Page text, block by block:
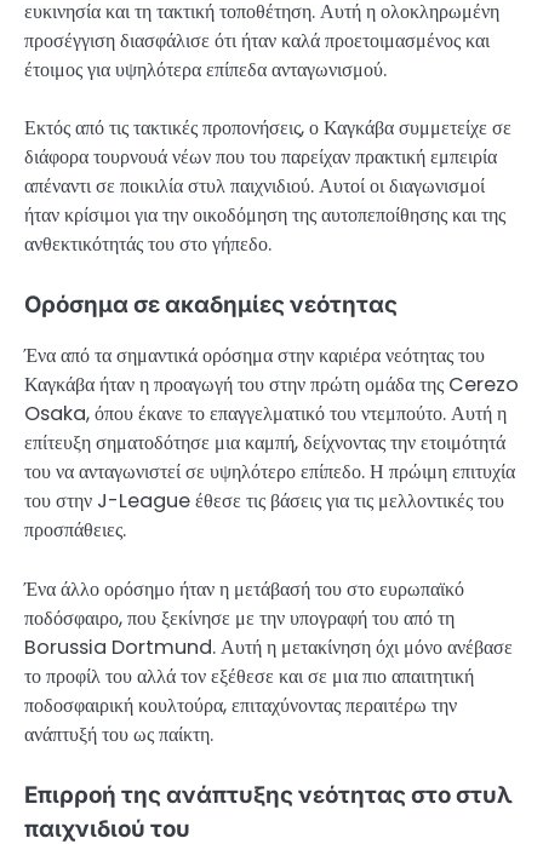
ευκινησία και τη τακτική τοποθέτηση. Αυτή η ολοκληρωμένη
προσέγγιση διασφάλισε ότι ήταν καλά προετοιμασμένος και
έτοιμος για υψηλότερα επίπεδα ανταγωνισμού.
Εκτός από τις τακτικές προπονήσεις, ο Καγκάβα συμμετείχε σε
διάφορα τουρνουά νέων που του παρείχαν πρακτική εμπειρία
απέναντι σε ποικιλία στυλ παιχνιδιού. Αυτοί οι διαγωνισμοί
ήταν κρίσιμοι για την οικοδόμηση της αυτοπεποίθησης και της
ανθεκτικότητάς του στο γήπεδο.
Ορόσημα σε ακαδημίες νεότητας
Ένα από τα σημαντικά ορόσημα στην καριέρα νεότητας του
Καγκάβα ήταν η προαγωγή του στην πρώτη ομάδα της Cerezo
Osaka, όπου έκανε το επαγγελματικό του ντεμπούτο. Αυτή η
επίτευξη σηματοδότησε μια καμπή, δείχνοντας την ετοιμότητά
του να ανταγωνιστεί σε υψηλότερο επίπεδο. Η πρώιμη επιτυχία
του στην J-League έθεσε τις βάσεις για τις μελλοντικές του
προσπάθειες.
Ένα άλλο ορόσημο ήταν η μετάβασή του στο ευρωπαϊκό
ποδόσφαιρο, που ξεκίνησε με την υπογραφή του από τη
Borussia Dortmund. Αυτή η μετακίνηση όχι μόνο ανέβασε
το προφίλ του αλλά τον εξέθεσε και σε μια πιο απαιτητική
ποδοσφαιρική κουλτούρα, επιταχύνοντας περαιτέρω την
ανάπτυξή του ως παίκτη.
Επιρροή της ανάπτυξης νεότητας στο στυλ
παιχνιδιού του